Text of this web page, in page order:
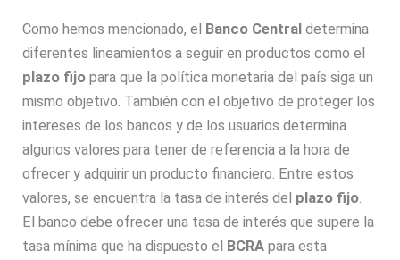
Como hemos mencionado, el Banco Central determina
diferentes lineamientos a seguir en productos como el
plazo fijo para que la política monetaria del país siga un
mismo objetivo. También con el objetivo de proteger los
intereses de los bancos y de los usuarios determina
algunos valores para tener de referencia a la hora de
ofrecer y adquirir un producto financiero. Entre estos
valores, se encuentra la tasa de interés del plazo fijo
El banco debe ofrecer una tasa de interés que supere la
tasa mínima que ha dispuesto el BCRA para esta